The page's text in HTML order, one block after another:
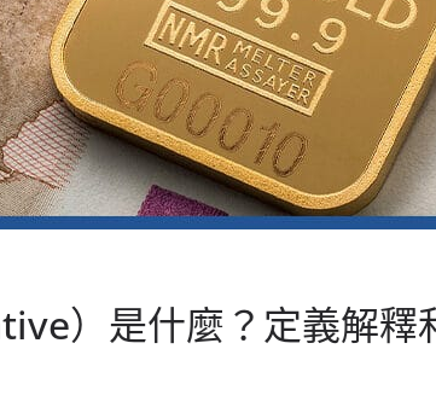
）是什麼？定義解釋